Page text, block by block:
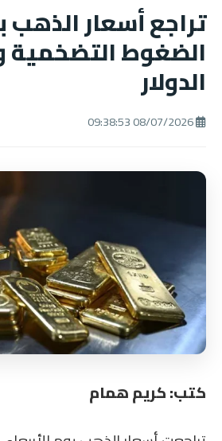
تراجع أسعار
الضغوط
الدولار
كتب: كريم همام